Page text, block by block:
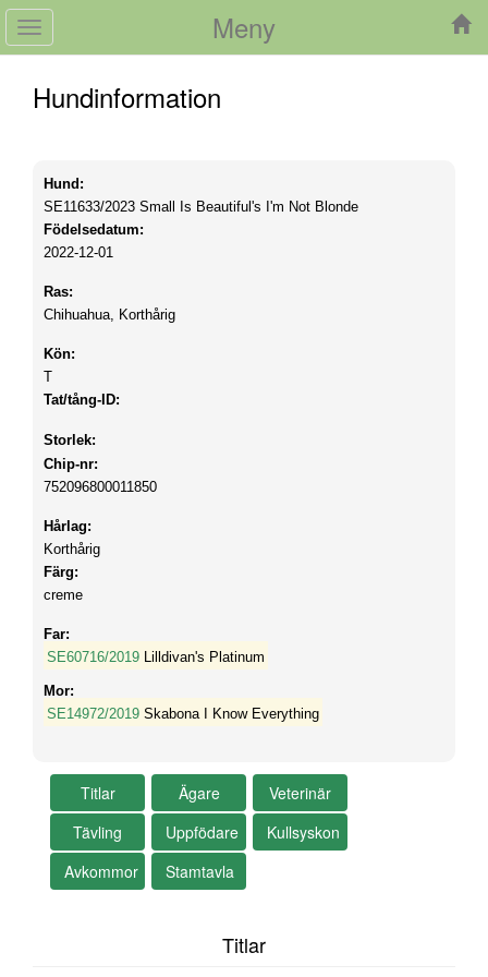
Meny
Toggle
navigation
Hundinformation
Hund:
SE11633/2023 Small Is Beautiful's I'm Not Blonde
Födelsedatum:
2022-12-01
Ras:
Chihuahua, Korthårig
Kön:
T
Tat/tång-ID:
Storlek:
Chip-nr:
752096800011850
Hårlag:
Korthårig
Färg:
creme
Far:
SE60716/2019 Lilldivan's Platinum
Mor:
SE14972/2019 Skabona I Know Everything
Titlar